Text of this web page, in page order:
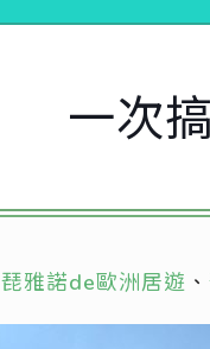
一次
琵雅諾de歐洲居遊 、